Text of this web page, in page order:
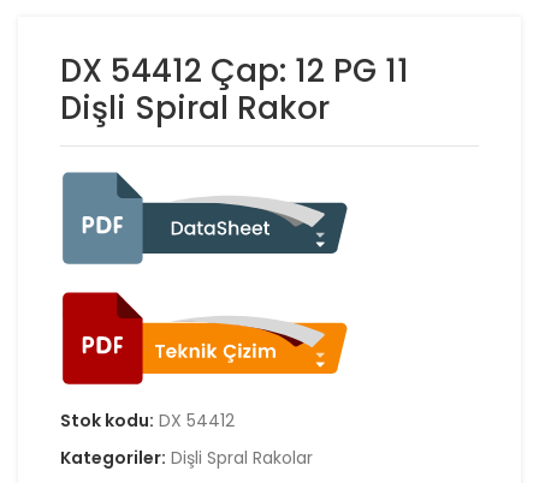
DX 54412 Çap: 12 PG 11
Dişli Spiral Rakor
Stok kodu: DX 54412
Kategoriler: Dişli Spral Rakolar